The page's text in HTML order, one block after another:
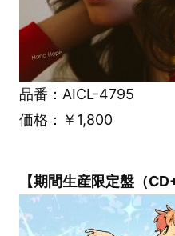
品番：AICL-4795
価格：￥1,800
【期間生産限定盤（